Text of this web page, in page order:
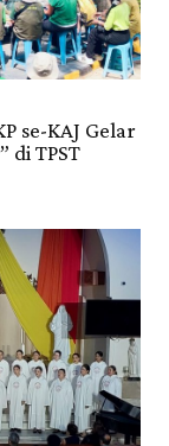
se-KAJ Gelar
di TPST